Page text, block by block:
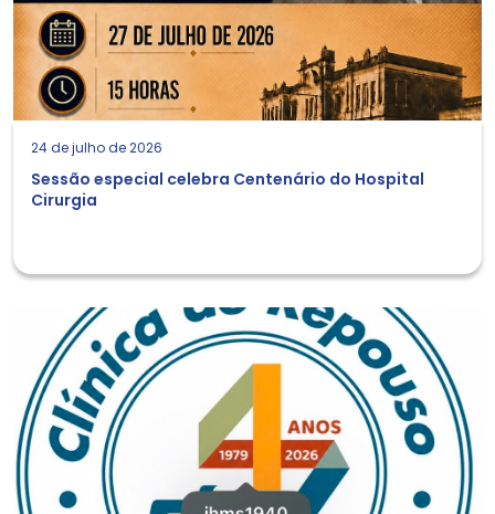
24 de julho de 2026
Sessão especial celebra Centenário do Hospital
Cirurgia